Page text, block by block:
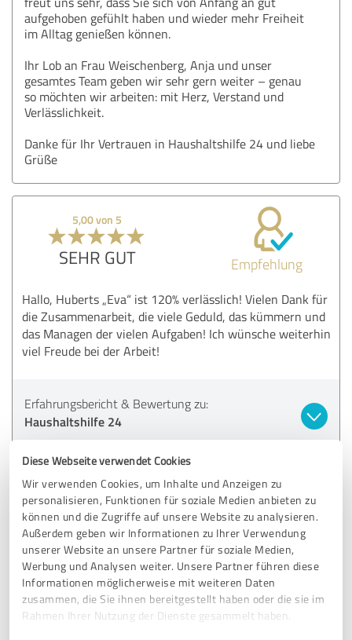
Diese Webseite verwendet Cookies
Wir verwenden Cookies, um Inhalte und Anzeigen zu
personalisieren, Funktionen für soziale Medien anbieten zu
können und die Zugriffe auf unsere Website zu analysieren.
Außerdem geben wir Informationen zu Ihrer Verwendung
unserer Website an unsere Partner für soziale Medien,
Werbung und Analysen weiter. Unsere Partner führen diese
Informationen möglicherweise mit weiteren Daten
zusammen, die Sie ihnen bereitgestellt haben oder die sie im
Rahmen Ihrer Nutzung der Dienste gesammelt haben.
aufgehoben gefühlt haben und wieder mehr Freiheit
im Alltag genießen können.
Ihr Lob an Frau Weischenberg, Anja und unser
gesamtes Team geben wir sehr gern weiter – genau
so möchten wir arbeiten: mit Herz, Verstand und
Verlässlichkeit.
Danke für Ihr Vertrauen in Haushaltshilfe 24 und liebe
Grüße
5,00 von 5
SEHR GUT Empfehlung
Hallo, Huberts „Eva“ ist 120% verlässlich! Vielen Dank für
die Zusammenarbeit, die viele Geduld, das kümmern und
das Managen der vielen Aufgaben! Ich wünsche weiterhin
viel Freude bei der Arbeit!
Erfahrungsbericht & Bewertung zu:
Haushaltshilfe 24
24.08.2025 Christian K.
5,00 von 5
SEHR GUT Empfehlung
Ich wurde sehr gut und genau bei dem ersten Gespräch
durch die Teamleitung Ahlen-Vorhelm informiert und